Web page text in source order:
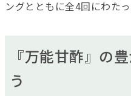
ングとともに全4回にわたっ
『万能甘酢』の
う